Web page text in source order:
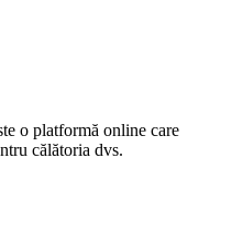
o platformă online care
călătoria dvs.